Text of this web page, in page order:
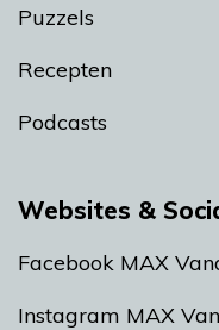
Puzzels
Recepten
Podcasts
Websites &
Facebook MAX
Instagram MAX